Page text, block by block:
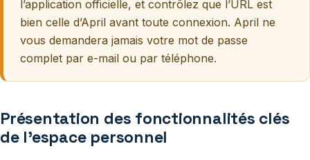
l’application officielle, et contrôlez que l’URL est
bien celle d’April avant toute connexion. April ne
vous demandera jamais votre mot de passe
complet par e-mail ou par téléphone.
Présentation des fonctionnalités clés
de l’espace personnel